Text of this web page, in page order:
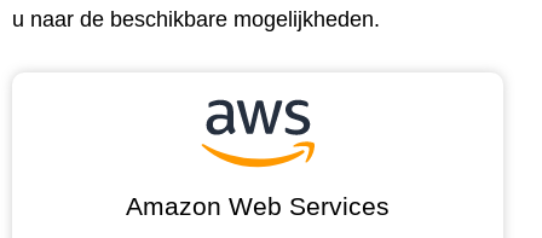
u naar de beschikbare mogelijkheden.
Amazon Web Services